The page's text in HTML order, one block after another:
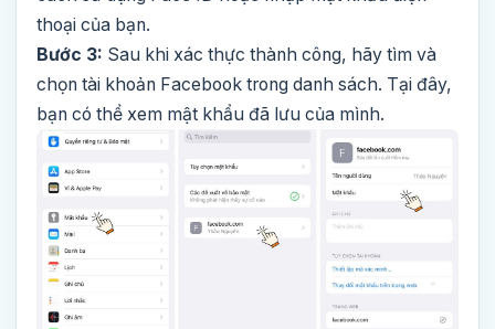
thoại của bạn.
Bước 3: Sau khi xác thực thành công, hãy tìm và
chọn tài khoản Facebook trong danh sách. Tại đây,
bạn có thể xem mật khẩu đã lưu của mình.